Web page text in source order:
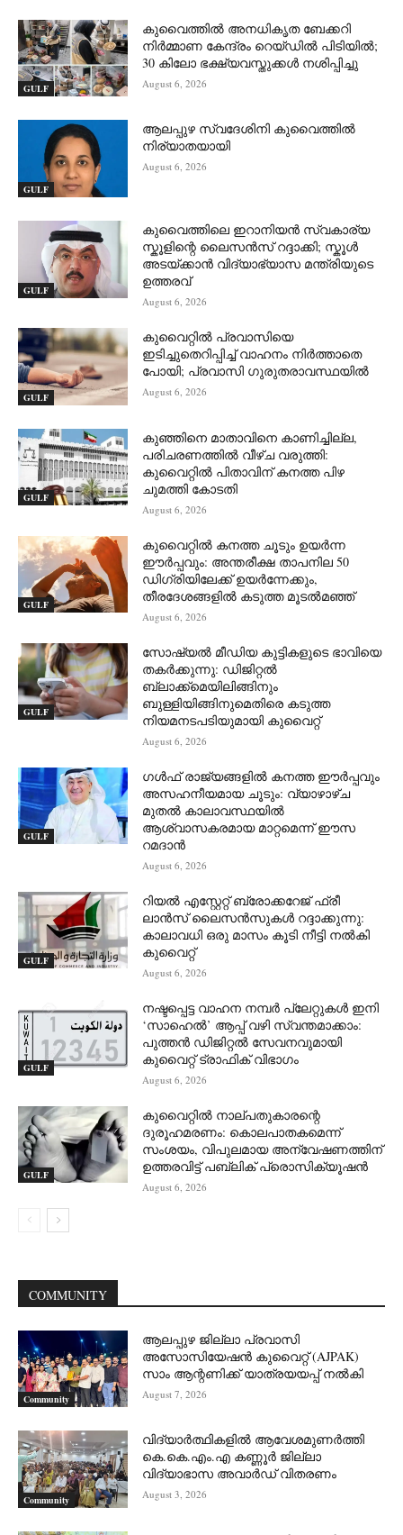
GULF
കുവൈത്തിൽ അനധികൃത ബേക്കറി
നിർമ്മാണ കേന്ദ്രം റെയ്ഡിൽ പിടിയിൽ;
30 കിലോ ഭക്ഷ്യവസ്തുക്കൾ നശിപ്പിച്ചു
August 6, 2026
GULF
ആലപ്പുഴ സ്വദേശിനി കുവൈത്തിൽ
നിര്യാതയായി
August 6, 2026
GULF
കുവൈത്തിലെ ഇറാനിയൻ സ്വകാര്യ
സ്കൂളിന്റെ ലൈസൻസ് റദ്ദാക്കി; സ്കൂൾ
അടയ്ക്കാൻ വിദ്യാഭ്യാസ മന്ത്രിയുടെ
ഉത്തരവ്
August 6, 2026
GULF
കുവൈറ്റിൽ പ്രവാസിയെ
ഇടിച്ചുതെറിപ്പിച്ച് വാഹനം നിർത്താതെ
പോയി; പ്രവാസി ഗുരുതരാവസ്ഥയിൽ
August 6, 2026
GULF
കുഞ്ഞിനെ മാതാവിനെ കാണിച്ചില്ല,
പരിചരണത്തിൽ വീഴ്ച വരുത്തി:
കുവൈറ്റിൽ പിതാവിന് കനത്ത പിഴ
ചുമത്തി കോടതി
August 6, 2026
GULF
കുവൈറ്റിൽ കനത്ത ചൂടും ഉയർന്ന
ഈർപ്പവും: അന്തരീക്ഷ താപനില 50
ഡിഗ്രിയിലേക്ക് ഉയർന്നേക്കും,
തീരദേശങ്ങളിൽ കടുത്ത മൂടൽമഞ്ഞ്
August 6, 2026
GULF
സോഷ്യൽ മീഡിയ കുട്ടികളുടെ ഭാവിയെ
തകർക്കുന്നു: ഡിജിറ്റൽ
ബ്ലാക്ക്‌മെയിലിങ്ങിനും
ബുള്ളിയിങ്ങിനുമെതിരെ കടുത്ത
നിയമനടപടിയുമായി കുവൈറ്റ്
August 6, 2026
GULF
ഗൾഫ് രാജ്യങ്ങളിൽ കനത്ത ഈർപ്പവും
അസഹനീയമായ ചൂടും: വ്യാഴാഴ്ച
മുതൽ കാലാവസ്ഥയിൽ
ആശ്വാസകരമായ മാറ്റമെന്ന് ഈസ
റമദാൻ
August 6, 2026
GULF
റിയൽ എസ്റ്റേറ്റ് ബ്രോക്കറേജ് ഫ്രീ
ലാൻസ് ലൈസൻസുകൾ റദ്ദാക്കുന്നു:
കാലാവധി ഒരു മാസം കൂടി നീട്ടി നൽകി
കുവൈറ്റ്
August 6, 2026
GULF
നഷ്ടപ്പെട്ട വാഹന നമ്പർ പ്ലേറ്റുകൾ ഇനി
‘സാഹെൽ’ ആപ്പ് വഴി സ്വന്തമാക്കാം:
പുത്തൻ ഡിജിറ്റൽ സേവനവുമായി
കുവൈറ്റ് ട്രാഫിക് വിഭാഗം
August 6, 2026
GULF
കുവൈറ്റിൽ നാല്പതുകാരന്റെ
ദുരൂഹമരണം: കൊലപാതകമെന്ന്
സംശയം, വിപുലമായ അന്വേഷണത്തിന്
ഉത്തരവിട്ട് പബ്ലിക് പ്രൊസിക്യൂഷൻ
August 6, 2026
COMMUNITY
Community
ആലപ്പുഴ ജില്ലാ പ്രവാസി
അസോസിയേഷൻ കുവൈറ്റ് (AJPAK)
സാം ആന്റണിക്ക് യാത്രയയപ്പ് നൽകി
August 7, 2026
Community
വിദ്യാർത്ഥികളിൽ ആവേശമുണർത്തി
കെ.കെ.എം.എ കണ്ണൂർ ജില്ലാ
വിദ്യാഭാസ അവാർഡ് വിതരണം
August 3, 2026